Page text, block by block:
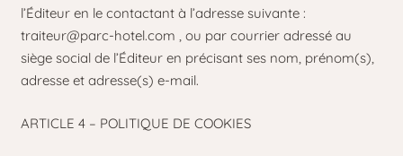
l’Éditeur en le contactant à l’adresse suivante :
traiteur@parc-hotel.com , ou par courrier adressé au
siège social de l’Éditeur en précisant ses nom, prénom(s),
adresse et adresse(s) e-mail.
ARTICLE 4 – POLITIQUE DE COOKIES